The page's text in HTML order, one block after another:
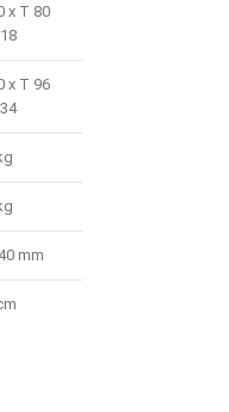
x T 80
x T 96
mm